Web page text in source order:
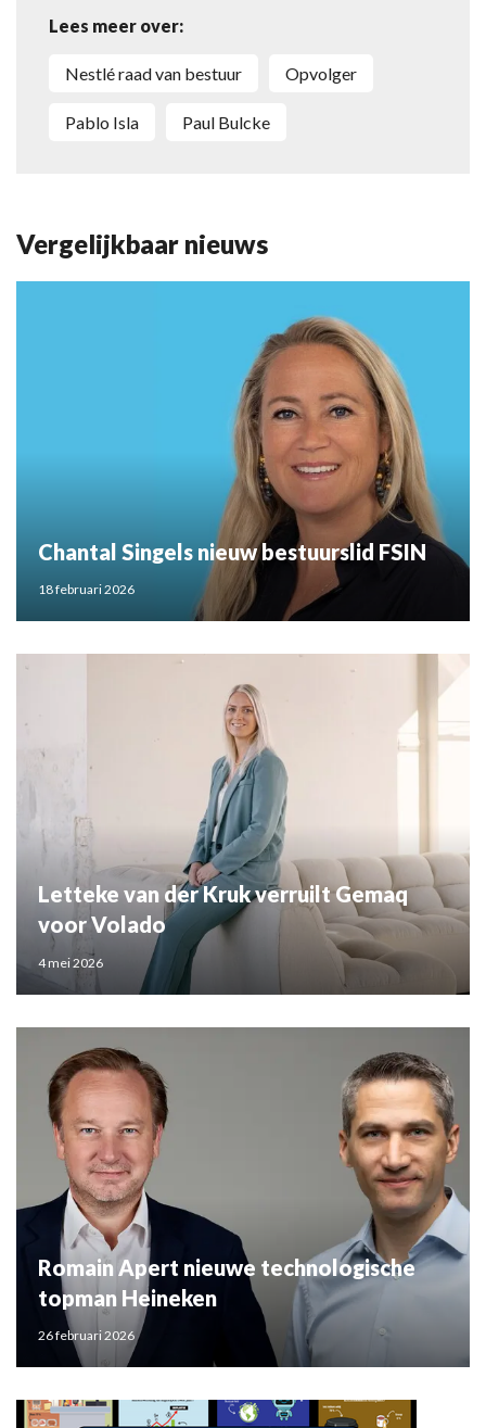
Lees meer over:
Nestlé raad van bestuur opvolger
Pablo Isla Paul Bulcke
Vergelijkbaar nieuws
Chantal Singels nieuw bestuurslid FSIN
18 februari 2026
Letteke van der Kruk verruilt Gemaq
voor Volado
4 mei 2026
Romain Apert nieuwe technologische
topman Heineken
26 februari 2026